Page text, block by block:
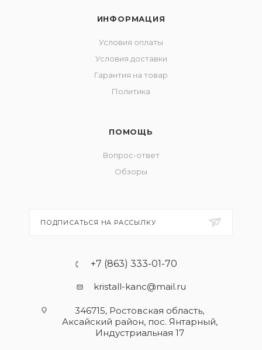
ИНФОРМАЦИЯ
Условия оплаты
Условия доставки
Гарантия на товар
Политика
ПОМОЩЬ
Вопрос-ответ
Обзоры
ПОДПИСАТЬСЯ НА РАССЫЛКУ
+7 (863) 333-01-70
kristall-kanc@mail.ru
346715, Ростовская область​,
Аксайский район, пос. Янтарный,
Индустриальная 17